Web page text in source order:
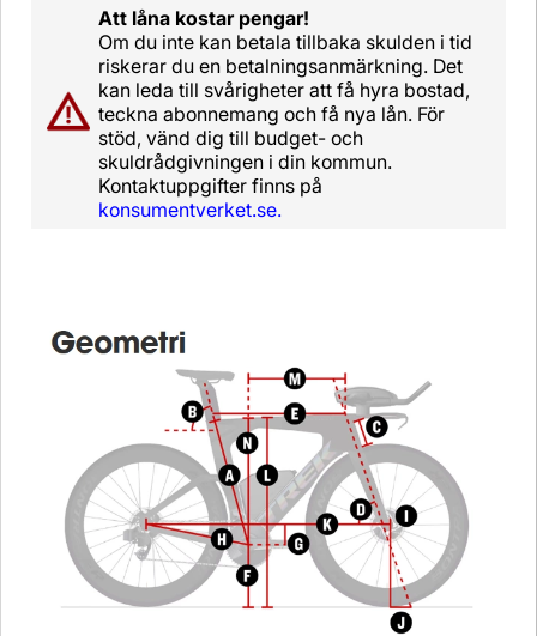
Att låna kostar pengar!
Om du inte kan betala tillbaka skulden i tid
riskerar du en betalningsanmärkning. Det
kan leda till svårigheter att få hyra bostad,
teckna abonnemang och få nya lån. För
stöd, vänd dig till budget- och
skuldrådgivningen i din kommun.
Kontaktuppgifter finns på
konsumentverket.se.